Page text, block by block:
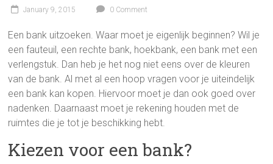
January 9, 2015 0 Comment
Een bank uitzoeken. Waar moet je eigenlijk beginnen? Wil je
een fauteuil, een rechte bank, hoekbank, een bank met een
verlengstuk. Dan heb je het nog niet eens over de kleuren
van de bank. Al met al een hoop vragen voor je uiteindelijk
een bank kan kopen. Hiervoor moet je dan ook goed over
nadenken. Daarnaast moet je rekening houden met de
ruimtes die je tot je beschikking hebt.
Kiezen voor een bank?